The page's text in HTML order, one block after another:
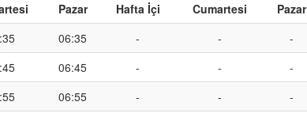
Pazar Hafta İçi Cumartesi
Pazar
06:35 - -
-
06:45 - -
-
06:55 - -
-